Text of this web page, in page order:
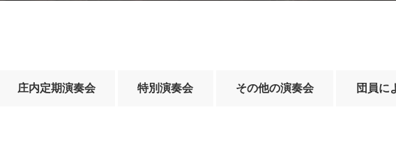
庄内定期演奏会 特別演奏会 その他の演奏会 団員に